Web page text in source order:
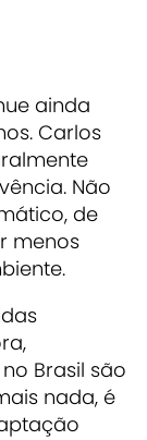
ainda
Carlos
Não
de
menos
Brasil são
nada, é